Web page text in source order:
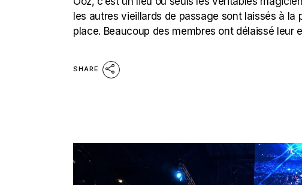
les autres vieillards de passage sont laissés à la
place. Beaucoup des membres ont délaissé leur
SHARE